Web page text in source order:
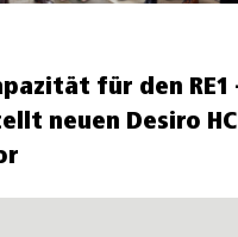
für den RE1
neuen Desiro